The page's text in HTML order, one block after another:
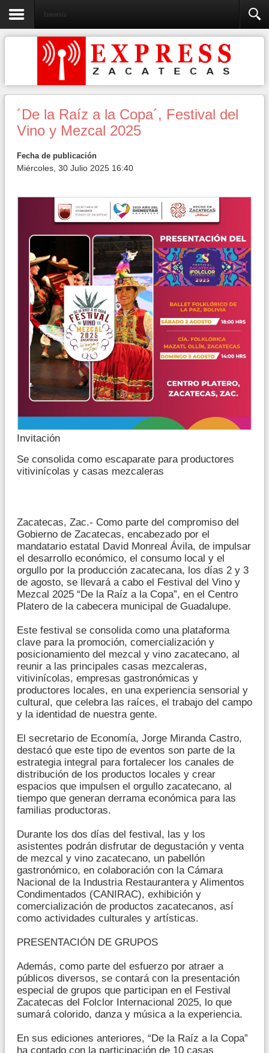
Economía
´De la Raíz a la Copa´, Festival del
Vino y Mezcal 2025
Fecha de publicación
Miércoles, 30 Julio 2025 16:40
Invitación
Se consolida como escaparate para productores
vitivinícolas y casas mezcaleras
Zacatecas, Zac.- Como parte del compromiso del
Gobierno de Zacatecas, encabezado por el
mandatario estatal David Monreal Ávila, de impulsar
el desarrollo económico, el consumo local y el
orgullo por la producción zacatecana, los días 2 y 3
de agosto, se llevará a cabo el Festival del Vino y
Mezcal 2025 “De la Raíz a la Copa”, en el Centro
Platero de la cabecera municipal de Guadalupe.
Este festival se consolida como una plataforma
clave para la promoción, comercialización y
posicionamiento del mezcal y vino zacatecano, al
reunir a las principales casas mezcaleras,
vitivinícolas, empresas gastronómicas y
productores locales, en una experiencia sensorial y
cultural, que celebra las raíces, el trabajo del campo
y la identidad de nuestra gente.
El secretario de Economía, Jorge Miranda Castro,
destacó que este tipo de eventos son parte de la
estrategia integral para fortalecer los canales de
distribución de los productos locales y crear
espacios que impulsen el orgullo zacatecano, al
tiempo que generan derrama económica para las
familias productoras.
Durante los dos días del festival, las y los
asistentes podrán disfrutar de degustación y venta
de mezcal y vino zacatecano, un pabellón
gastronómico, en colaboración con la Cámara
Nacional de la Industria Restaurantera y Alimentos
Condimentados (CANIRAC), exhibición y
comercialización de productos zacatecanos, así
como actividades culturales y artísticas.
PRESENTACIÓN DE GRUPOS
Además, como parte del esfuerzo por atraer a
públicos diversos, se contará con la presentación
especial de grupos que participan en el Festival
Zacatecas del Folclor Internacional 2025, lo que
sumará colorido, danza y música a la experiencia.
En sus ediciones anteriores, “De la Raíz a la Copa”
ha contado con la participación de 10 casas